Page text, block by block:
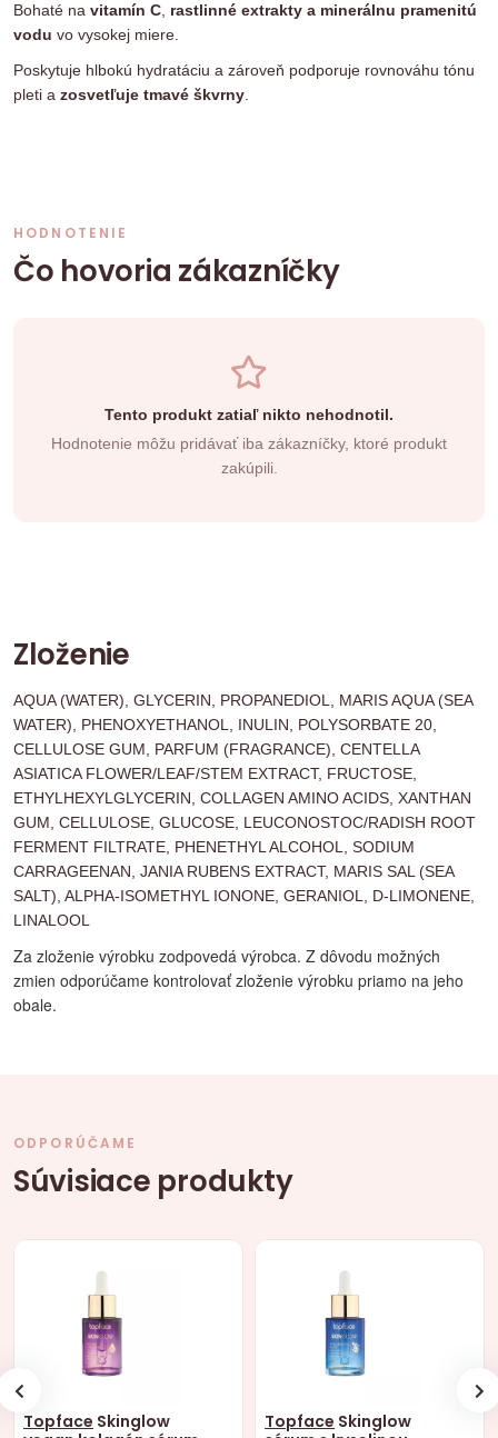
Bohaté na vitamín C rastlinné extrakty a minerálnu pramenitú
vodu vo vysokej miere.
Poskytuje hlbokú hydratáciu a zároveň podporuje rovnováhu tónu
pleti a zosvetľuje tmavé škvrny
HODNOTENIE
Čo hovoria zákazníčky
Tento produkt zatiaľ nikto nehodnotil.
Hodnotenie môžu pridávať iba zákazníčky, ktoré produkt
zakúpili.
Zloženie
AQUA (WATER), GLYCERIN, PROPANEDIOL, MARIS AQUA (SEA
WATER), PHENOXYETHANOL, INULIN, POLYSORBATE 20,
CELLULOSE GUM, PARFUM (FRAGRANCE), CENTELLA
ASIATICA FLOWER/LEAF/STEM EXTRACT, FRUCTOSE,
ETHYLHEXYLGLYCERIN, COLLAGEN AMINO ACIDS, XANTHAN
GUM, CELLULOSE, GLUCOSE, LEUCONOSTOC/RADISH ROOT
FERMENT FILTRATE, PHENETHYL ALCOHOL, SODIUM
CARRAGEENAN, JANIA RUBENS EXTRACT, MARIS SAL (SEA
SALT), ALPHA-ISOMETHYL IONONE, GERANIOL, D-LIMONENE,
LINALOOL
Za zloženie výrobku zodpovedá výrobca. Z dôvodu možných
zmien odporúčame kontrolovať zloženie výrobku priamo na jeho
obale.
ODPORÚČAME
Súvisiace produkty
Topface Skinglow
Topface Skinglow